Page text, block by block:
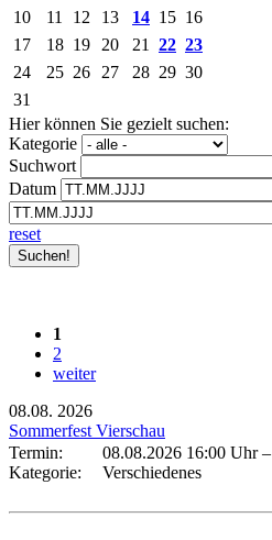
10
11 12 13 14 15 16
17
18 19 20 21 22 23
24
25 26 27 28 29 30
31
Hier können Sie gezielt suchen:
Kategorie
Suchwort
Datum
reset
1
2
weiter
08.08. 2026
Sommerfest Vierschau
Termin:
08.08.2026 16:00 Uhr–
Kategorie:
Verschiedenes